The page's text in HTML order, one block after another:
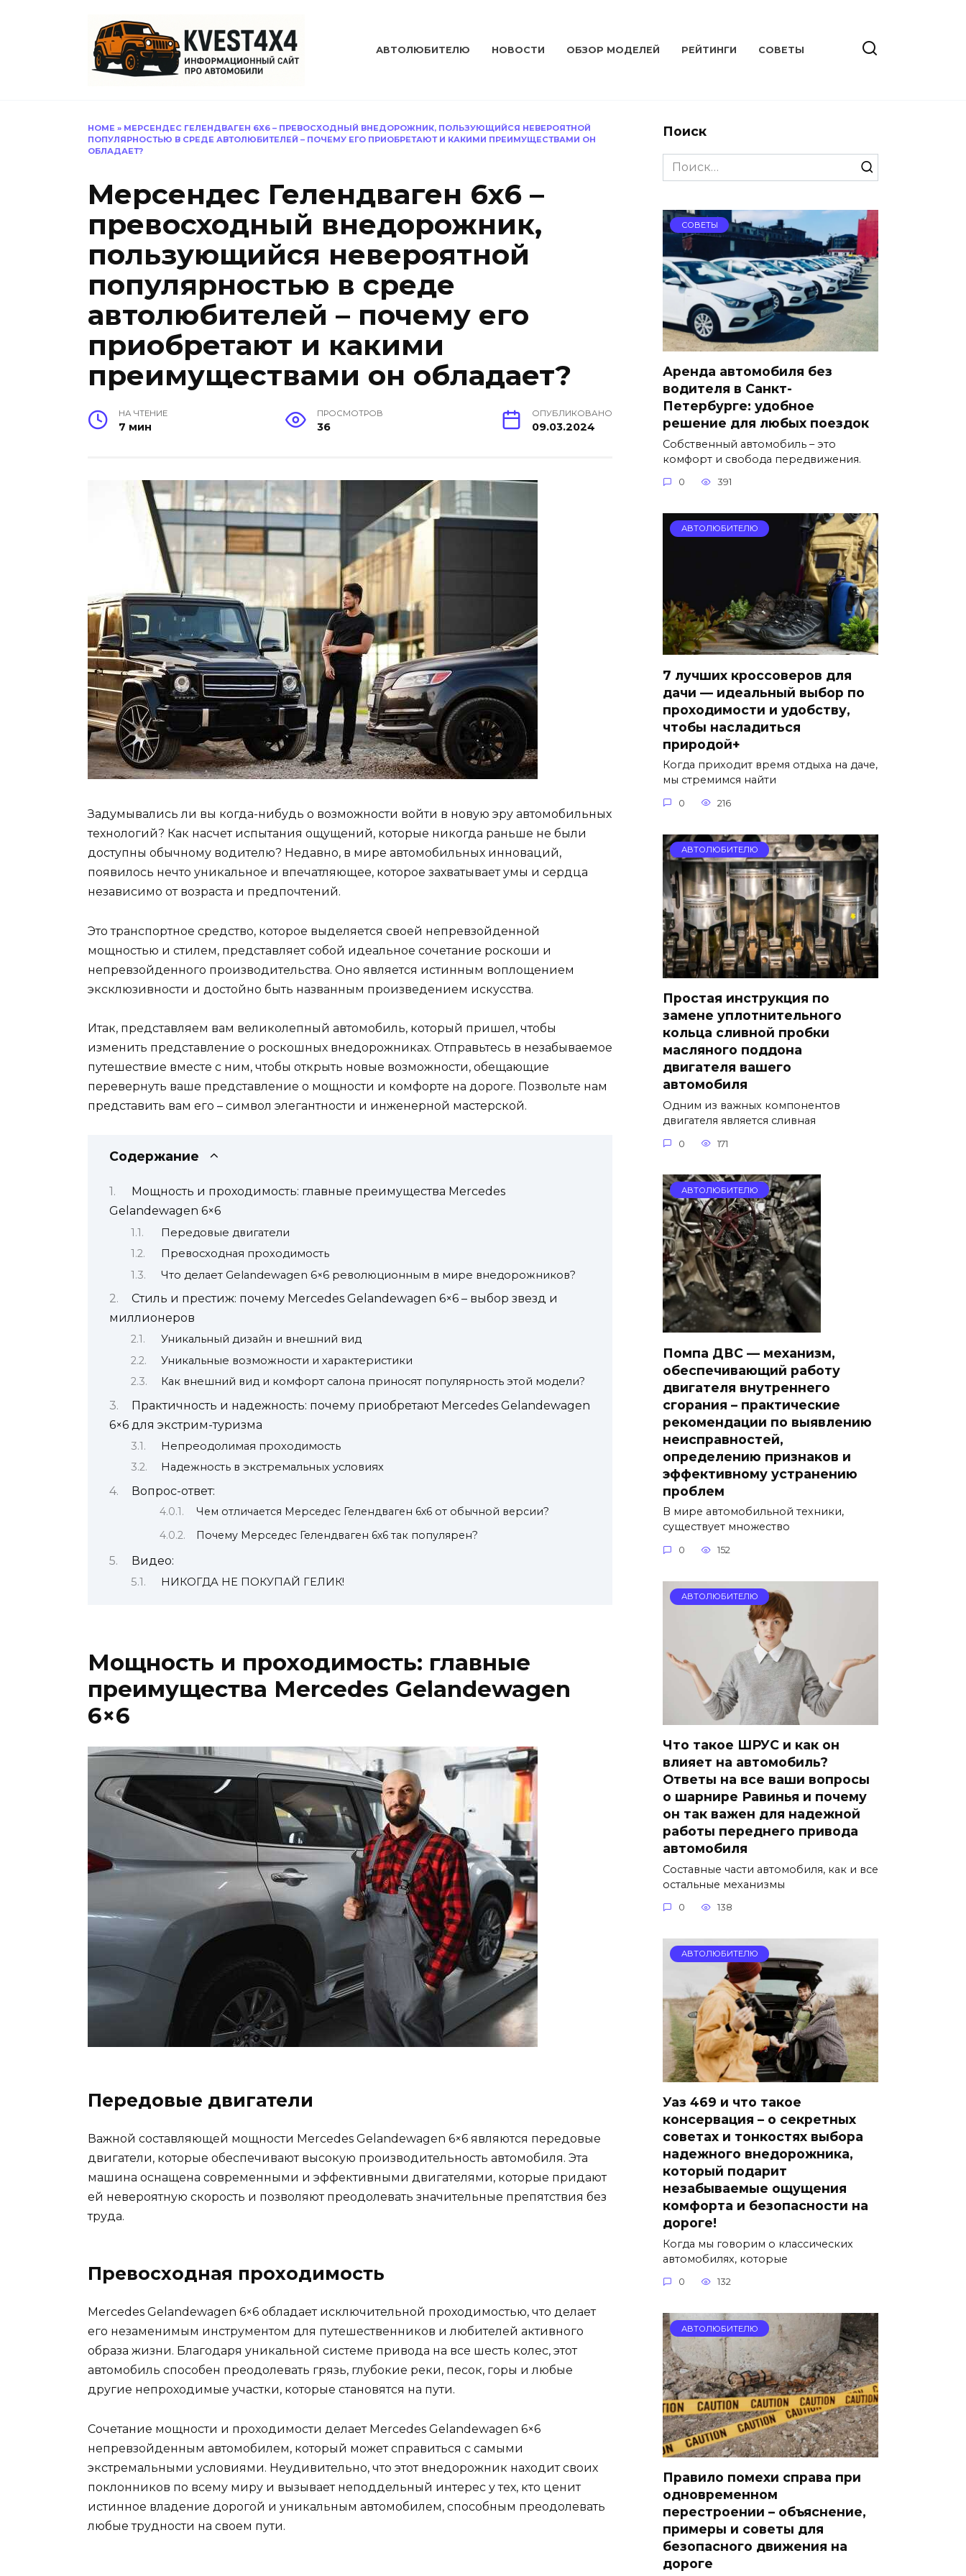
АВТОЛЮБИТЕЛЮ НОВОСТИ ОБЗОР МОДЕЛЕЙ РЕЙТИНГИ СОВЕТЫ
HOME » МЕРСЕНДЕС ГЕЛЕНДВАГЕН 6Х6 – ПРЕВОСХОДНЫЙ ВНЕДОРОЖНИК, ПОЛЬЗУЮЩИЙСЯ НЕВЕРОЯТНОЙ
ПОПУЛЯРНОСТЬЮ В СРЕДЕ АВТОЛЮБИТЕЛЕЙ – ПОЧЕМУ ЕГО ПРИОБРЕТАЮТ И КАКИМИ ПРЕИМУЩЕСТВАМИ ОН
ОБЛАДАЕТ?
Мерсендес Гелендваген 6х6 –
превосходный внедорожник,
пользующийся невероятной
популярностью в среде
автолюбителей – почему его
приобретают и какими
преимуществами он обладает?
НА ЧТЕНИЕ
7 мин
ПРОСМОТРОВ
36
ОПУБЛИКОВАНО
09.03.2024
Задумывались ли вы когда-нибудь о возможности войти в новую эру автомобильных
технологий? Как насчет испытания ощущений, которые никогда раньше не были
доступны обычному водителю? Недавно, в мире автомобильных инноваций,
появилось нечто уникальное и впечатляющее, которое захватывает умы и сердца
независимо от возраста и предпочтений.
Это транспортное средство, которое выделяется своей непревзойденной
мощностью и стилем, представляет собой идеальное сочетание роскоши и
непревзойденного производительства. Оно является истинным воплощением
эксклюзивности и достойно быть названным произведением искусства.
Итак, представляем вам великолепный автомобиль, который пришел, чтобы
изменить представление о роскошных внедорожниках. Отправьтесь в незабываемое
путешествие вместе с ним, чтобы открыть новые возможности, обещающие
перевернуть ваше представление о мощности и комфорте на дороге. Позвольте нам
представить вам его – символ элегантности и инженерной мастерской.
Содержание
Мощность и проходимость: главные преимущества Mercedes
Gelandewagen 6×6
Передовые двигатели
Превосходная проходимость
Что делает Gelandewagen 6×6 революционным в мире внедорожников?
Стиль и престиж: почему Mercedes Gelandewagen 6×6 – выбор звезд и
миллионеров
Уникальный дизайн и внешний вид
Уникальные возможности и характеристики
Как внешний вид и комфорт салона приносят популярность этой модели?
Практичность и надежность: почему приобретают Mercedes Gelandewagen
6×6 для экстрим-туризма
Непреодолимая проходимость
Надежность в экстремальных условиях
Вопрос-ответ:
Чем отличается Мерседес Гелендваген 6х6 от обычной версии?
Почему Мерседес Гелендваген 6х6 так популярен?
Видео:
НИКОГДА НЕ ПОКУПАЙ ГЕЛИК!
Мощность и проходимость: главные
преимущества Mercedes Gelandewagen
6×6
Передовые двигатели
Важной составляющей мощности Mercedes Gelandewagen 6×6 являются передовые
двигатели, которые обеспечивают высокую производительность автомобиля. Эта
машина оснащена современными и эффективными двигателями, которые придают
ей невероятную скорость и позволяют преодолевать значительные препятствия без
труда.
Превосходная проходимость
Mercedes Gelandewagen 6×6 обладает исключительной проходимостью, что делает
его незаменимым инструментом для путешественников и любителей активного
образа жизни. Благодаря уникальной системе привода на все шесть колес, этот
автомобиль способен преодолевать грязь, глубокие реки, песок, горы и любые
другие непроходимые участки, которые становятся на пути.
Сочетание мощности и проходимости делает Mercedes Gelandewagen 6×6
непревзойденным автомобилем, который может справиться с самыми
экстремальными условиями. Неудивительно, что этот внедорожник находит своих
поклонников по всему миру и вызывает неподдельный интерес у тех, кто ценит
истинное владение дорогой и уникальным автомобилем, способным преодолевать
любые трудности на своем пути.
Поиск
Search
for:
СОВЕТЫ
Аренда автомобиля без
водителя в Санкт-
Петербурге: удобное
решение для любых поездок
Собственный автомобиль – это
комфорт и свобода передвижения.
0 391
АВТОЛЮБИТЕЛЮ
7 лучших кроссоверов для
дачи — идеальный выбор по
проходимости и удобству,
чтобы насладиться
природой+
Когда приходит время отдыха на даче,
мы стремимся найти
0 216
АВТОЛЮБИТЕЛЮ
Простая инструкция по
замене уплотнительного
кольца сливной пробки
масляного поддона
двигателя вашего
автомобиля
Одним из важных компонентов
двигателя является сливная
0 171
АВТОЛЮБИТЕЛЮ
Помпа ДВС — механизм,
обеспечивающий работу
двигателя внутреннего
сгорания – практические
рекомендации по выявлению
неисправностей,
определению признаков и
эффективному устранению
проблем
В мире автомобильной техники,
существует множество
0 152
АВТОЛЮБИТЕЛЮ
Что такое ШРУС и как он
влияет на автомобиль?
Ответы на все ваши вопросы
о шарнире Равинья и почему
он так важен для надежной
работы переднего привода
автомобиля
Составные части автомобиля, как и все
остальные механизмы
0 138
АВТОЛЮБИТЕЛЮ
Уаз 469 и что такое
консервация – о секретных
советах и тонкостях выбора
надежного внедорожника,
который подарит
незабываемые ощущения
комфорта и безопасности на
дороге!
Когда мы говорим о классических
автомобилях, которые
0 132
АВТОЛЮБИТЕЛЮ
Правило помехи справа при
одновременном
перестроении – объяснение,
примеры и советы для
безопасного движения на
дороге